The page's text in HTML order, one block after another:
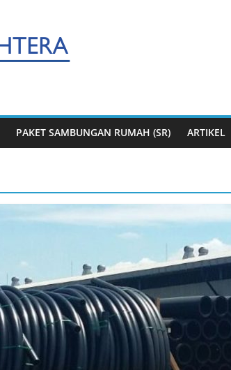
PAKET SAMBUNGAN RUMAH (SR) ARTIKEL